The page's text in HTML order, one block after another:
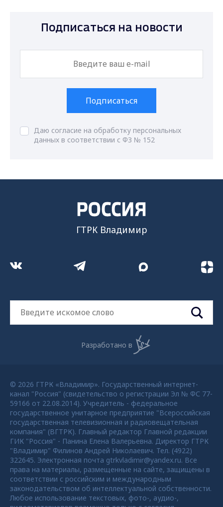
Подписаться на новости
Подписаться
Даю согласие на обработку персональных
данных в соответствии с ФЗ № 152
ГТРК Владимир
Разработано в
© 2026 ГТРК «Владимир». Государственный интернет-
канал "Россия" (свидетельство о регистрации Эл № ФС 77-
59166 от 22.08.2014). Учредитель - федеральное
государственное унитарное предприятие "Всероссийская
государственная телевизионная и радиовещательная
компания" (ВГТРК). Главный редактор Главной редакции
ГИК "Россия" - Панина Елена Валерьевна. Директор ГТРК
"Владимир" Филинов Андрей Николаевич. Тел. (4922)
322645. Электронная почта gtrkvladimir@yandex.ru. Все
права на материалы, размещенные на сайте, защищены в
соответствии с российским и международным
законодательством об интеллектуальной собственности.
Любое использование текстовых, фото-, аудио-,